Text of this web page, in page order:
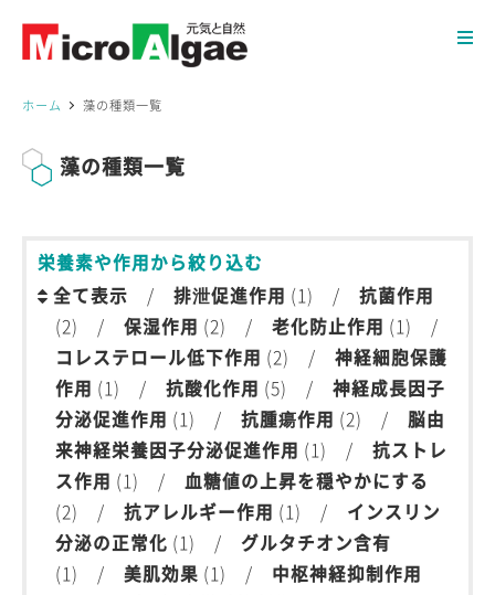
ホーム 藻の種類一覧
藻の種類一覧
栄養素や作用から絞り込む
全て表示 /排泄促進作用 (1) /抗菌作用
(2) / 保湿作用 (2) / 老化防止作用 (1) /
コレステロール低下作用 (2) / 神経細胞保護
作用 (1) / 抗酸化作用 (5) / 神経成長因子
分泌促進作用 (1) / 抗腫瘍作用 (2) / 脳由
来神経栄養因子分泌促進作用 (1) / 抗ストレ
ス作用 (1) /
血糖値の上昇を穏やかにする
(2) / 抗アレルギー作用 (1) / インスリン
分泌の正常化 (1) / グルタチオン含有
(1) / 美肌効果 (1) / 中枢神経抑制作用